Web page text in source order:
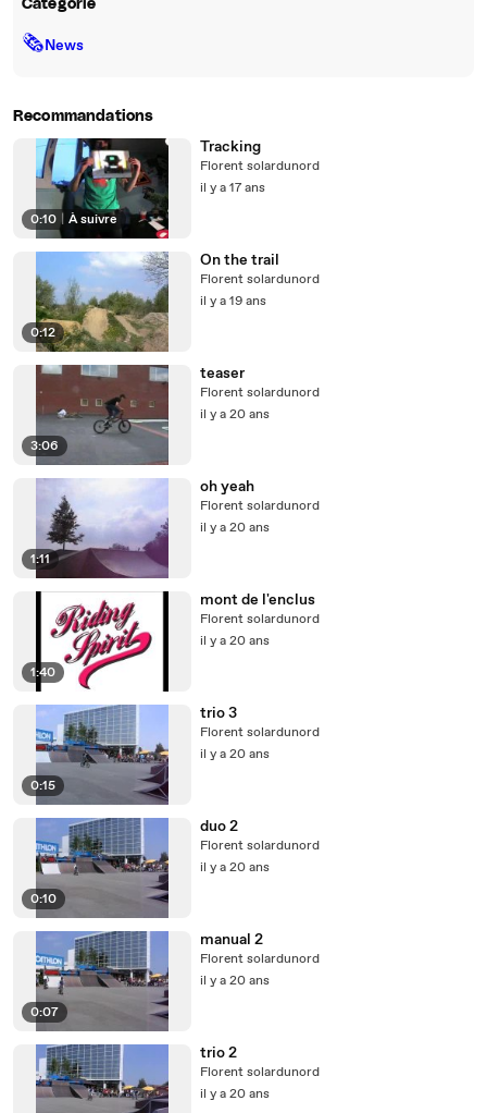
Catégorie
🗞News
Recommandations
0:10 | À suivre
Tracking
Florent solardunord
il y a 17 ans
0:12
On the trail
Florent solardunord
il y a 19 ans
3:06
teaser
Florent solardunord
il y a 20 ans
1:11
oh yeah
Florent solardunord
il y a 20 ans
1:40
mont de l'enclus
Florent solardunord
il y a 20 ans
0:15
trio 3
Florent solardunord
il y a 20 ans
0:10
duo 2
Florent solardunord
il y a 20 ans
0:07
manual 2
Florent solardunord
il y a 20 ans
trio 2
Florent solardunord
il y a 20 ans